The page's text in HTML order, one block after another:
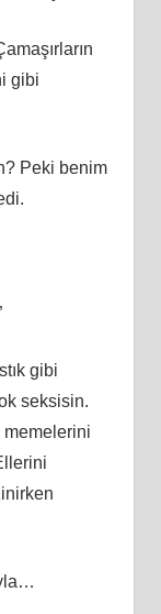
gibi
Peki benim
gibi
seksisin.
memelerini